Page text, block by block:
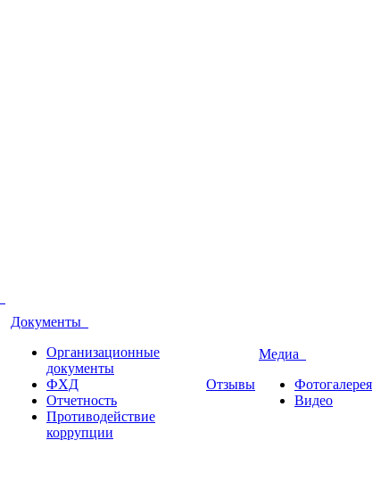
Документы
Организационные
документы
ФХД
Отчетность
Противодействие
коррупции
Отзывы
Медиа
Фотогалерея
Видео